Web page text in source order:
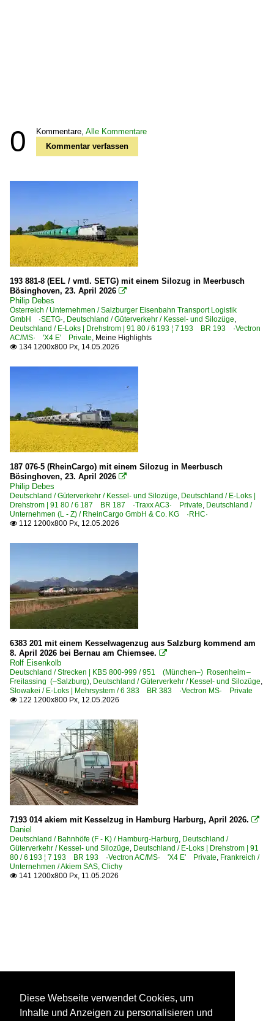
0 Kommentare, Alle Kommentare
Kommentar verfassen
193 881-8 (EEL / vmtl. SETG) mit einem Silozug in Meerbusch
Bösinghoven, 23. April 2026 
Philip Debes
Österreich / Unternehmen / Salzburger Eisenbahn Transport Logistik
GmbH ·SETG·, Deutschland / Güterverkehr / Kessel- und Silozüge,
Deutschland / E-Loks | Drehstrom | 91 80 / 6 193 ¦ 7 193 BR 193 ·Vectron
AC/MS· 'X4 E' Private, Meine Highlights
 134 1200x800 Px, 14.05.2026
187 076-5 (RheinCargo) mit einem Silozug in Meerbusch
Bösinghoven, 23. April 2026 
Philip Debes
Deutschland / Güterverkehr / Kessel- und Silozüge, Deutschland / E-Loks |
Drehstrom | 91 80 / 6 187 BR 187 ·Traxx AC3· Private, Deutschland /
Unternehmen (L - Z) / RheinCargo GmbH & Co. KG ·RHC·
 112 1200x800 Px, 12.05.2026
6383 201 mit einem Kesselwagenzug aus Salzburg kommend am
8. April 2026 bei Bernau am Chiemsee. 
Rolf Eisenkolb
Deutschland / Strecken | KBS 800-999 / 951 (München–) Rosenheim –
Freilassing (–Salzburg), Deutschland / Güterverkehr / Kessel- und Silozüge,
Slowakei / E-Loks | Mehrsystem / 6 383 BR 383 ·Vectron MS· Private
 122 1200x800 Px, 12.05.2026
7193 014 akiem mit Kesselzug in Hamburg Harburg, April 2026. 
Daniel
Deutschland / Bahnhöfe (F - K) / Hamburg-Harburg, Deutschland /
Güterverkehr / Kessel- und Silozüge, Deutschland / E-Loks | Drehstrom | 91
80 / 6 193 ¦ 7 193 BR 193 ·Vectron AC/MS· 'X4 E' Private, Frankreich /
Unternehmen / Akiem SAS, Clichy
 141 1200x800 Px, 11.05.2026
Diese Webseite verwendet Cookies, um
Inhalte und Anzeigen zu personalisieren und